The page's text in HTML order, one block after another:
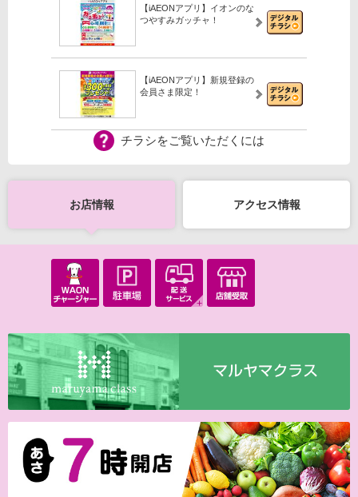
【iAEONアプリ】イオンのな
つやすみガッチャ！
【iAEONアプリ】新規登録の
会員さま限定！
チラシをご覧いただくには
お店情報 アクセス情報